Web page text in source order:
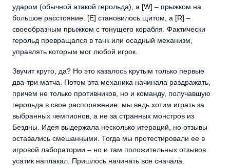
ударом (обычной атакой герольда), а [W] – прыжком на
большое расстояние. [E] становилось щитом, а [R] –
своеобразным прыжком с тонущего корабля. Фактически
герольд превращался в танк или осадный механизм,
управлять которым мог любой игрок.
Звучит круто, да? Но это казалось крутым только первые
два-три матча. Потом эта механика начинала раздражать,
причем не только противников, но и команду, получавшую
герольда в свое распоряжение: мы ведь хотим играть за
выбранных чемпионов, а не за странных монстров из
Бездны. Идея выдержала несколько итераций, но отзывы
оставались смешанными. Тогда мы протестировали ее в
игровой лаборатории – но и там положительных отзывов
усатик наплакал. Пришлось начинать все сначала.